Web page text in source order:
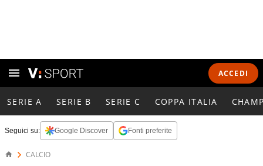
ACCEDI
SERIE A SERIE B SERIE C COPPA ITALIA
Seguici su: Google Discover Fonti preferite
CALCIO